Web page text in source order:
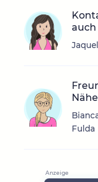
Nähe
Fulda